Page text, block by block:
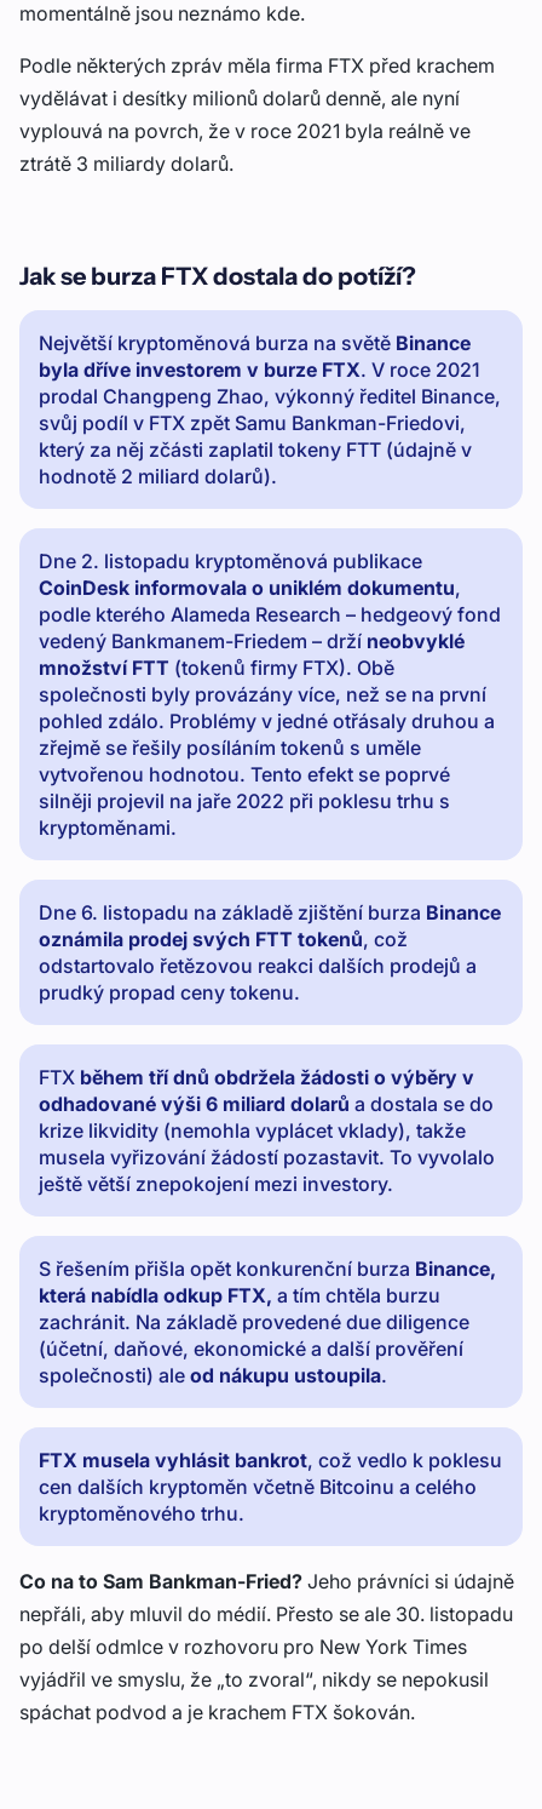
momentálně jsou neznámo kde.
Podle některých zpráv měla firma FTX před krachem
vydělávat i desítky milionů dolarů denně, ale nyní
vyplouvá na povrch, že v roce 2021 byla reálně ve
ztrátě 3 miliardy dolarů.
Jak se burza FTX dostala do potíží?
Největší kryptoměnová burza na světě Binance
byla dříve investorem v burze FTX. V roce 2021
prodal Changpeng Zhao, výkonný ředitel Binance,
svůj podíl v FTX zpět Samu Bankman-Friedovi,
který za něj zčásti zaplatil tokeny FTT (údajně v
hodnotě 2 miliard dolarů).
Dne 2. listopadu kryptoměnová publikace
CoinDesk informovala o uniklém dokumentu,
podle kterého Alameda Research – hedgeový fond
vedený Bankmanem-Friedem – drží neobvyklé
množství FTT (tokenů firmy FTX). Obě
společnosti byly provázány více, než se na první
pohled zdálo. Problémy v jedné otřásaly druhou a
zřejmě se řešily posíláním tokenů s uměle
vytvořenou hodnotou. Tento efekt se poprvé
silněji projevil na jaře 2022 při poklesu trhu s
kryptoměnami.
Dne 6. listopadu na základě zjištění burza Binance
oznámila prodej svých FTT tokenů, což
odstartovalo řetězovou reakci dalších prodejů a
prudký propad ceny tokenu.
FTX během tří dnů obdržela žádosti o výběry v
odhadované výši 6 miliard dolarů a dostala se do
krize likvidity (nemohla vyplácet vklady), takže
musela vyřizování žádostí pozastavit. To vyvolalo
ještě větší znepokojení mezi investory.
S řešením přišla opět konkurenční burza Binance,
která nabídla odkup FTX, a tím chtěla burzu
zachránit. Na základě provedené due diligence
(účetní, daňové, ekonomické a další prověření
společnosti) ale od nákupu ustoupila.
FTX musela vyhlásit bankrot, což vedlo k poklesu
cen dalších kryptoměn včetně Bitcoinu a celého
kryptoměnového trhu.
Co na to Sam Bankman-Fried? Jeho právníci si údajně
nepřáli, aby mluvil do médií. Přesto se ale 30. listopadu
po delší odmlce v rozhovoru pro New York Times
vyjádřil ve smyslu, že „to zvoral“, nikdy se nepokusil
spáchat podvod a je krachem FTX šokován.